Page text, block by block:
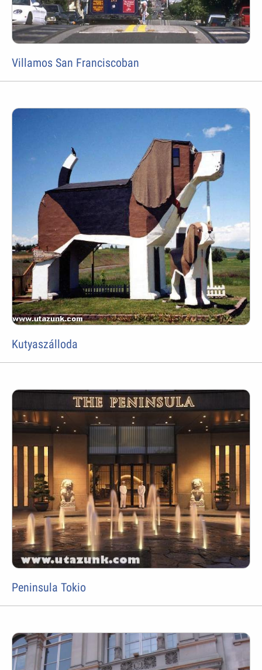
Villamos San Franciscoban
Kutyaszálloda
Peninsula Tokio